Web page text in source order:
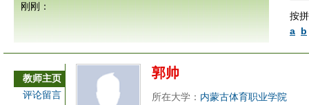
按
a b
刚刚：
教师主页
评论留言
郭帅
所在大学： 内蒙古体育职业学院